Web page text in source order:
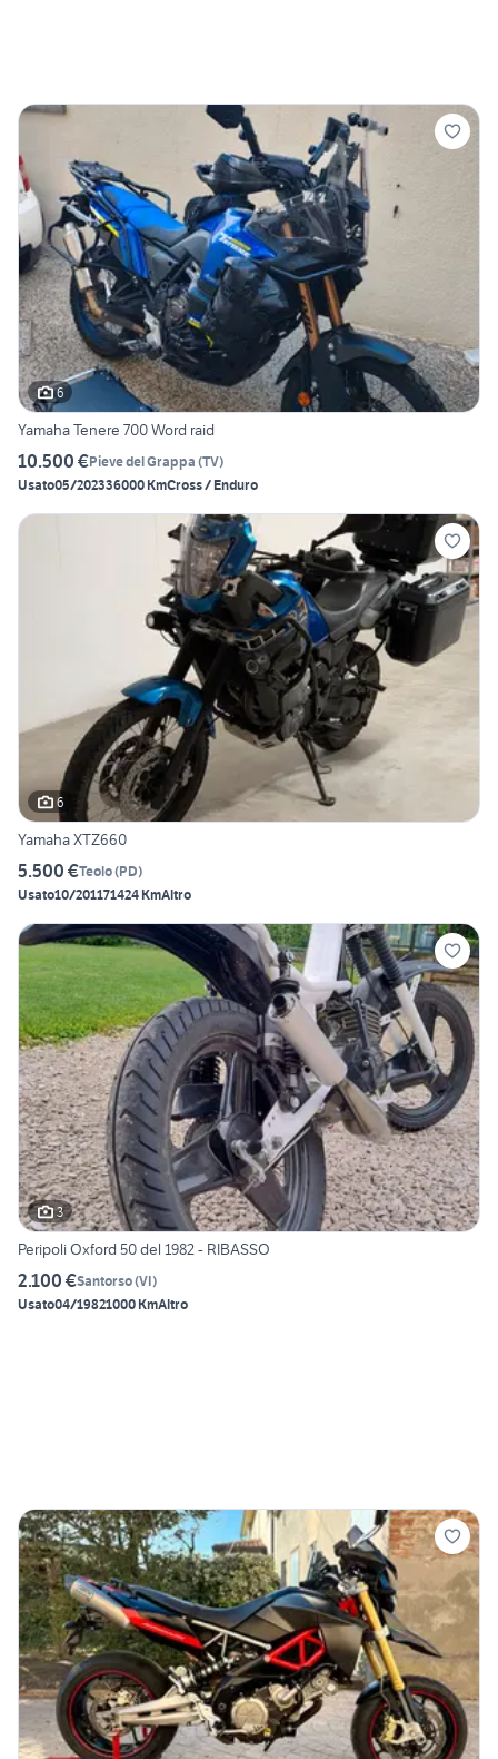
6
Yamaha Tenere 700 Word raid
10.500 €Pieve del Grappa (TV)
Usato05/202336000 KmCross / Enduro
6
Yamaha XTZ660
5.500 €Teolo(PD)
Usato10/201171424 KmAltro
3
Peripoli Oxford 50 del 1982 - RIBASSO
2.100 €Santorso(VI)
Usato04/19821000 KmAltro